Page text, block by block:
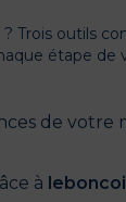
Trois outils
étape de
de votre
à